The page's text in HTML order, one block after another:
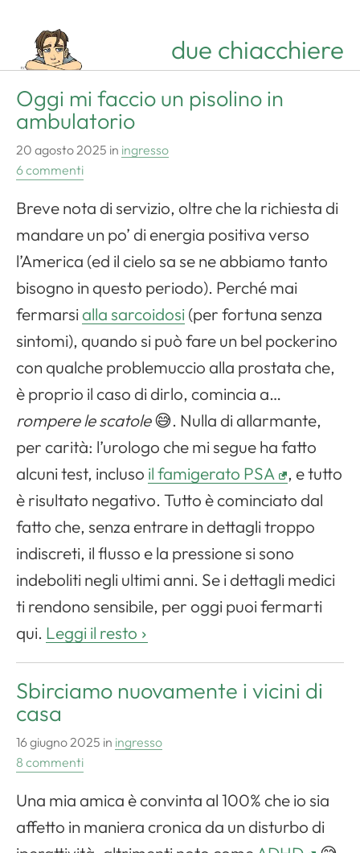
due chiacchiere
Oggi mi faccio un pisolino in
ambulatorio
20 agosto 2025 in ingresso
6 commenti
Breve nota di servizio, oltre che la richiesta di
mandare un po’ di energia positiva verso
l’America (ed il cielo sa se ne abbiamo tanto
bisogno in questo periodo). Perché mai
fermarsi alla sarcoidosi (per fortuna senza
sintomi), quando si può fare un bel pockerino
con qualche problemuccio alla prostata che,
è proprio il caso di dirlo, comincia a…
rompere le scatole😅. Nulla di allarmante,
per carità: l’urologo che mi segue ha fatto
alcuni test, incluso il famigerato PSA
, e tutto
è risultato negativo. Tutto è cominciato dal
fatto che, senza entrare in dettagli troppo
indiscreti, il flusso e la pressione si sono
indeboliti negli ultimi anni. Se i dettagli medici
ti rendono sensibile, per oggi puoi fermarti
qui. Leggi il resto
Sbirciamo nuovamente i vicini di
casa
16 giugno 2025 in ingresso
8 commenti
Una mia amica è convinta al 100% che io sia
affetto in maniera cronica da un disturbo di